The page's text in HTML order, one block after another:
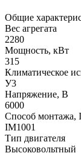
Общие
Вес агрегата
2280
Мощность, кВт
315
Климатическое
У3
Напряжение, В
6000
Способ монтажа,
IM1001
Тип двигателя
Высоковольтный